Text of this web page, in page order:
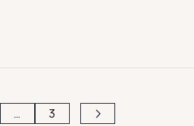
… 3